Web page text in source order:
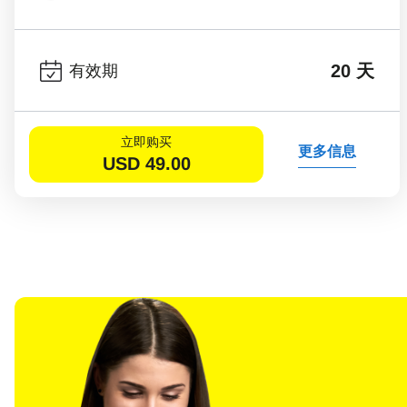
有效期 20 天
立即购买
USD 49.00
更多信息